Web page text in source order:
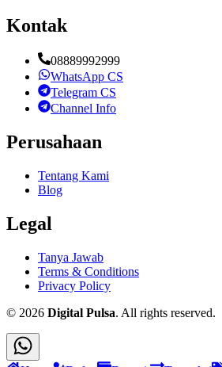
Kontak
08889992999
WhatsApp CS
Telegram CS
Channel Info
Perusahaan
Tentang Kami
Blog
Legal
Tanya Jawab
Terms & Conditions
Privacy Policy
© 2026 Digital Pulsa. All rights reserved.